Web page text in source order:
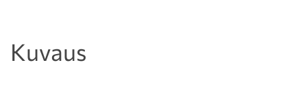
Kuvaus